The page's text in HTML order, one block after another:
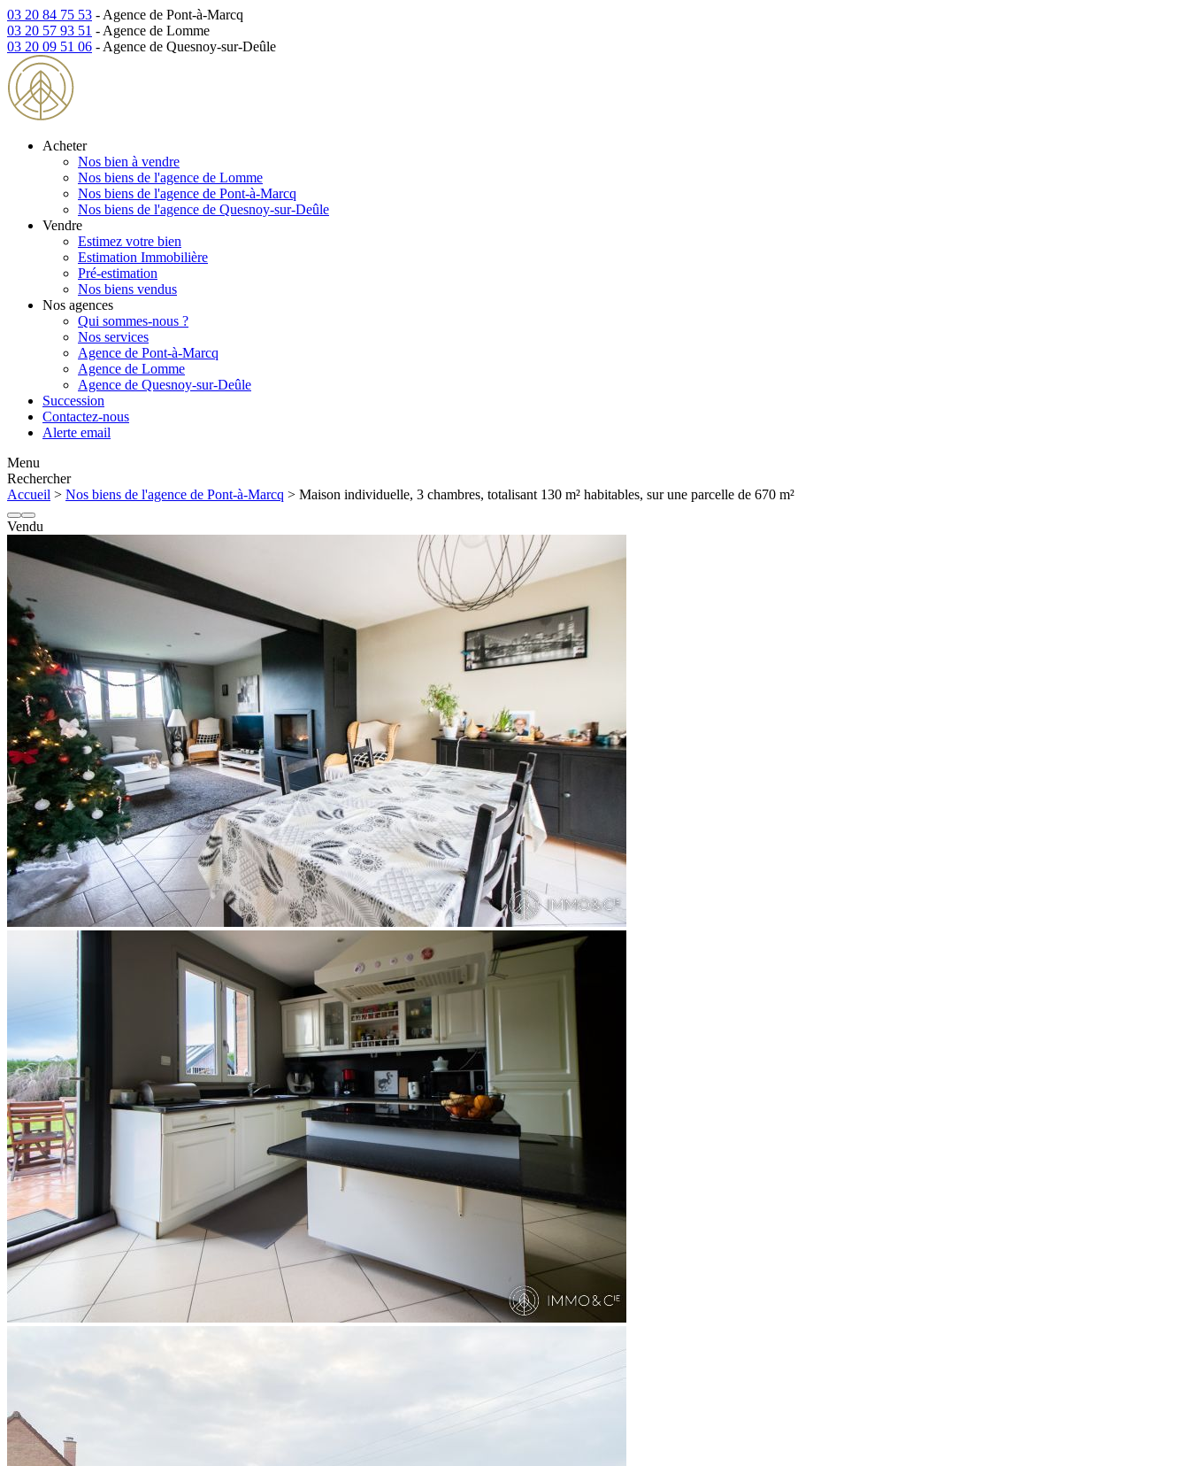
03 20 84 75 53 - Agence de Pont-à-Marcq
03 20 57 93 51 - Agence de Lomme
03 20 09 51 06 - Agence de Quesnoy-sur-Deûle
Acheter
Nos bien à vendre
Nos biens de l'agence de Lomme
Nos biens de l'agence de Pont-à-Marcq
Nos biens de l'agence de Quesnoy-sur-Deûle
Vendre
Estimez votre bien
Estimation Immobilière
Pré-estimation
Nos biens vendus
Nos agences
Qui sommes-nous ?
Nos services
Agence de Pont-à-Marcq
Agence de Lomme
Agence de Quesnoy-sur-Deûle
Succession
Contactez-nous
Alerte email
Menu
Rechercher
Accueil > Nos biens de l'agence de Pont-à-Marcq > Maison individuelle, 3 chambres, totalisant 130 m² habitables, sur une parcelle de 670 m²
Vendu